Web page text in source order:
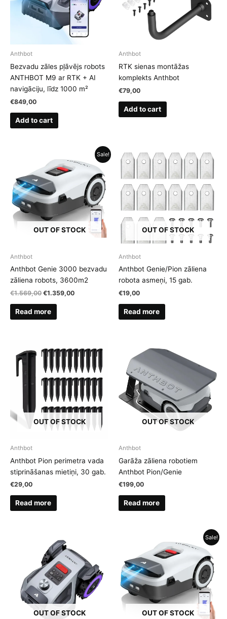
Anthbot
Bezvadu zāles pļāvējs robots
ANTHBOT M9 ar RTK + AI
navigāciju, līdz 1000 m²
€849,00
Add to cart
Anthbot
RTK sienas montāžas
komplekts Anthbot
€79,00
Add to cart
Sale!
OUT OF STOCK
Anthbot
Anthbot Genie 3000 bezvadu
zāliena robots, 3600m2
€1.569,00 Original
was:
€1.569,00.
€1.359,00Current
Read more
OUT OF STOCK
Anthbot
Anthbot Genie/Pion zāliena
robota asmeņi, 15 gab.
€19,00
Read more
OUT OF STOCK
Anthbot
Anthbot Pion perimetra vada
stiprināšanas mietiņi, 30 gab.
€29,00
Read more
OUT OF STOCK
Anthbot
Garāža zāliena robotiem
Anthbot Pion/Genie
€199,00
Read more
OUT OF STOCK
Sale!
OUT OF STOCK